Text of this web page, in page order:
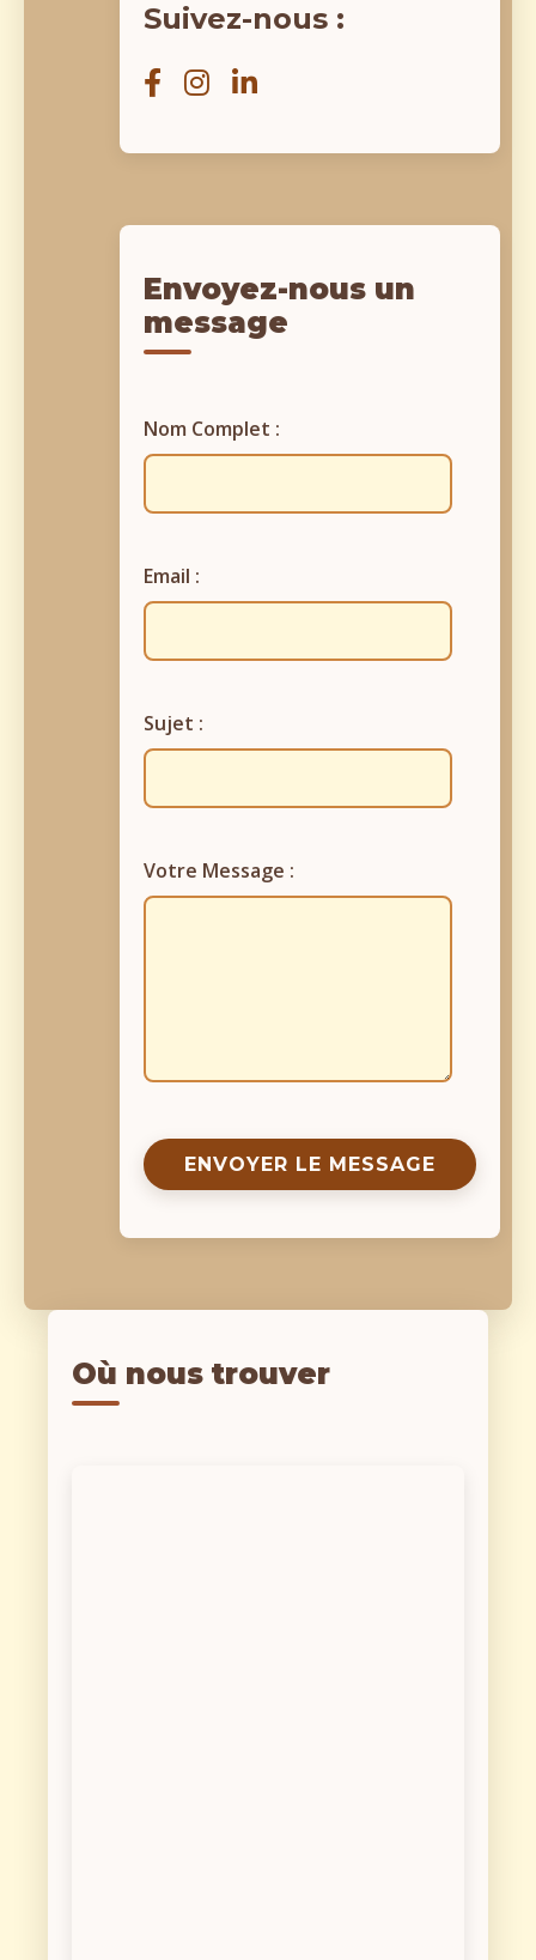
Suivez-nous :
Envoyez-nous un
message
Nom Complet :
Email :
Sujet :
Votre Message :
ENVOYER LE MESSAGE
Où nous trouver